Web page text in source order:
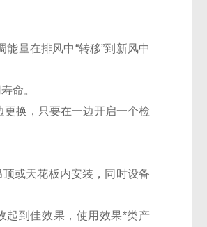
量在排风中“转移”到新风中
命。
换，只要在一边开启一个检
或天花板内安装，同时设备
到佳效果，使用效果*类产